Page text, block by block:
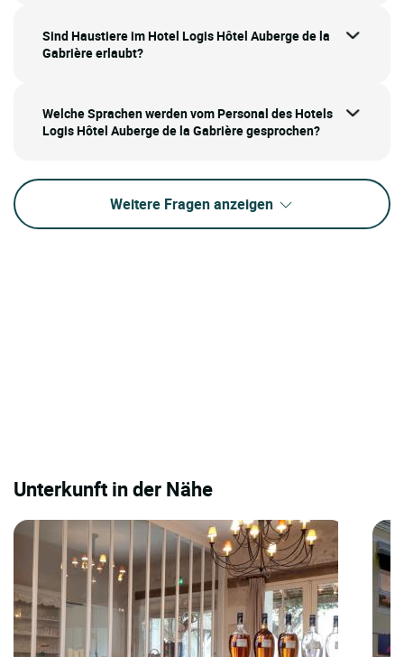
Sind Haustiere im Hotel Logis Hôtel Auberge de la
Gabrière erlaubt?
Welche Sprachen werden vom Personal des Hotels
Logis Hôtel Auberge de la Gabrière gesprochen?
Weitere Fragen anzeigen
Unterkunft in der Nähe